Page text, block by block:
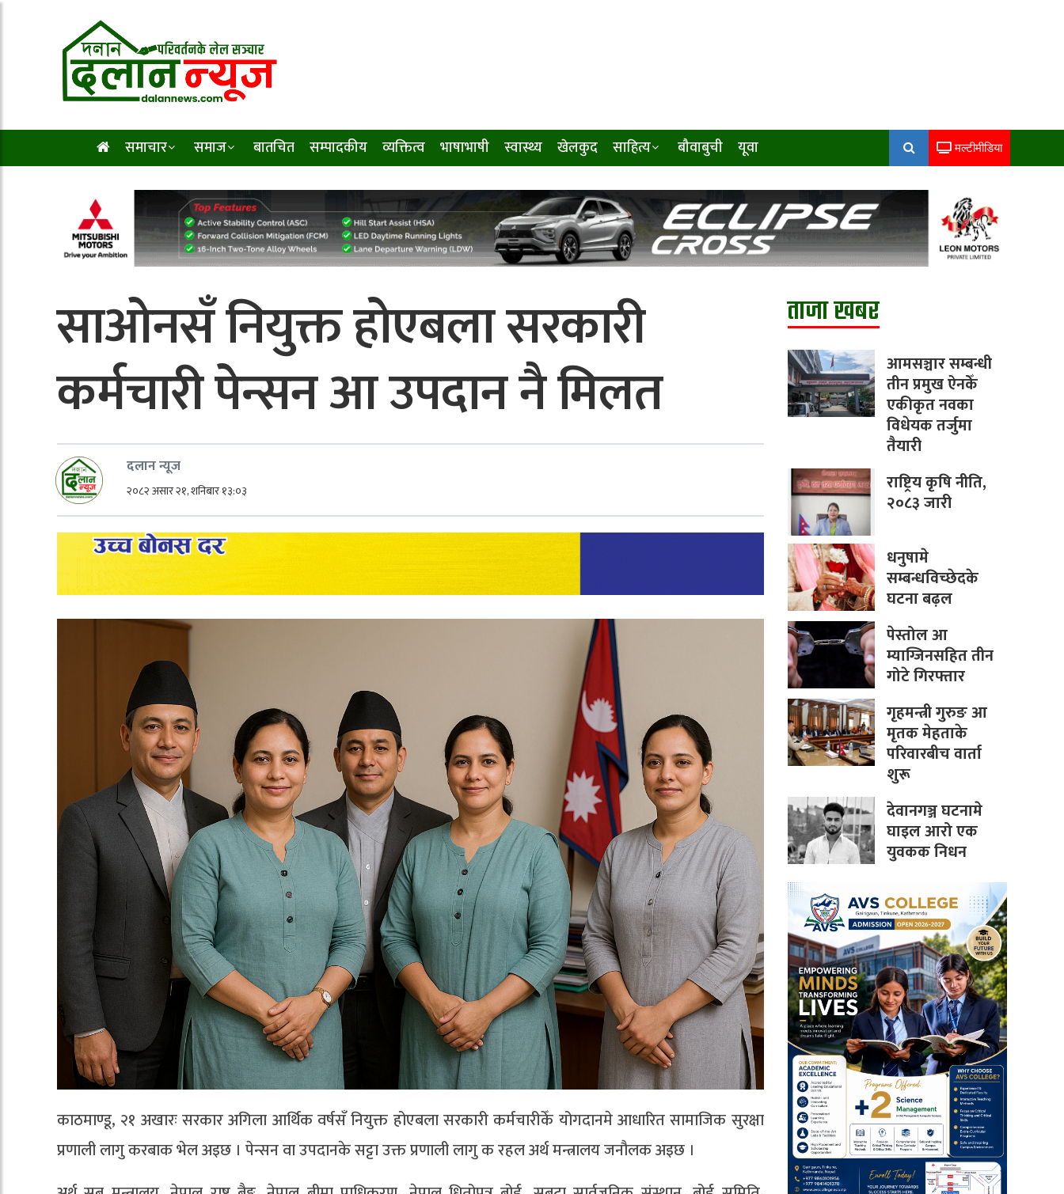
समाचार समाज बातचित सम्पादकीय व्यक्तित्व भाषाभाषी स्वास्थ्य खेलकुद साहित्य बौवाबुची यूवा मल्टीमीडिया
साओनसँ नियुक्त होएबला सरकारी
कर्मचारी पेन्सन आ उपदान नै मिलत
दलान न्यूज
२०८२ असार २१, शनिबार १३:०३
काठमाण्डू, २१ अखारः सरकार अगिला आर्थिक वर्षसँ नियुक्त होएबला सरकारी कर्मचारीकेँ योगदानमे आधारित सामाजिक सुरक्षा
प्रणाली लागु करबाक भेल अइछ । पेन्सन वा उपदानके सट्टा उक्त प्रणाली लागु क रहल अर्थ मन्त्रालय जनौलक अइछ ।
ताजा खबर
आमसञ्चार सम्बन्धी
तीन प्रमुख ऐनकेँ
एकीकृत नवका
विधेयक तर्जुमा
तैयारी
राष्ट्रिय कृषि नीति,
२०८३ जारी
धनुषामे
सम्बन्धविच्छेदके
घटना बढ़ल
पेस्तोल आ
म्याग्जिनसहित तीन
गोटे गिरफ्तार
गृहमन्त्री गुरुङ आ
मृतक मेहताके
परिवारबीच वार्ता
शुरू
देवानगञ्ज घटनामे
घाइल आरो एक
युवकक निधन